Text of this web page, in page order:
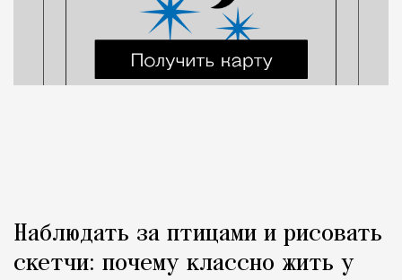
Наблюдать за птицами и рисовать
скетчи: почему классно жить у